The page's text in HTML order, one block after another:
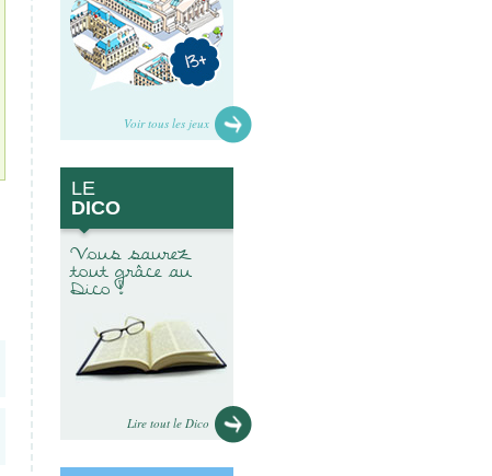
Voir tous les jeux
LE
DICO
Vous saurez
tout grâce au
Dico !
Lire tout le Dico